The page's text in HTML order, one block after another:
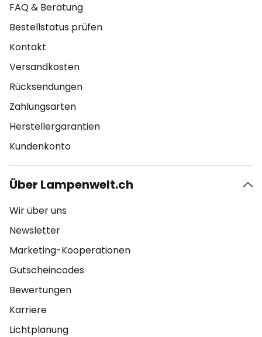
FAQ & Beratung
Bestellstatus prüfen
Kontakt
Versandkosten
Rücksendungen
Zahlungsarten
Herstellergarantien
Kundenkonto
Über Lampenwelt.ch
Wir über uns
Newsletter
Marketing-Kooperationen
Gutscheincodes
Bewertungen
Karriere
Lichtplanung